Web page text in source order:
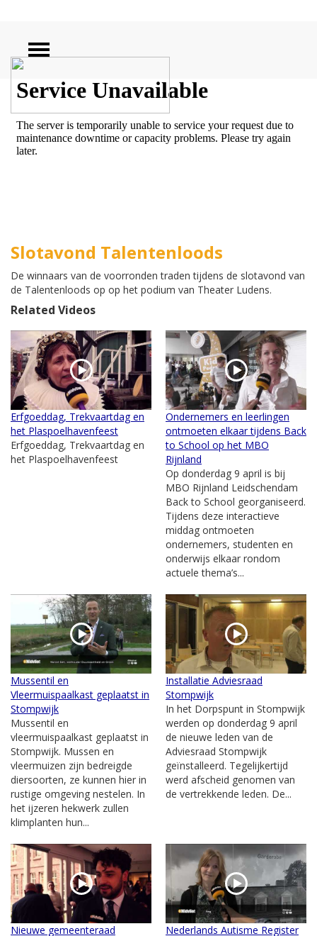
ZOEKEN
Slotavond Talentenloods
De winnaars van de voorronden traden tijdens de slotavond van
de Talentenloods op op het podium van Theater Ludens.
Related Videos
Erfgoeddag, Trekvaartdag en
het Plaspoelhavenfeest
Erfgoeddag, Trekvaartdag en
het Plaspoelhavenfeest
Ondernemers en leerlingen
ontmoeten elkaar tijdens Back
to School op het MBO
Rijnland
Op donderdag 9 april is bij
MBO Rijnland Leidschendam
Back to School georganiseerd.
Tijdens deze interactieve
middag ontmoeten
ondernemers, studenten en
onderwijs elkaar rondom
actuele thema’s...
Mussentil en
Vleermuispaalkast geplaatst in
Stompwijk
Mussentil en
vleermuispaalkast geplaatst in
Stompwijk. Mussen en
vleermuizen zijn bedreigde
diersoorten, ze kunnen hier in
rustige omgeving nestelen. In
het ijzeren hekwerk zullen
klimplanten hun...
Installatie Adviesraad
Stompwijk
In het Dorpspunt in Stompwijk
werden op donderdag 9 april
de nieuwe leden van de
Adviesraad Stompwijk
geïnstalleerd. Tegelijkertijd
werd afscheid genomen van
de vertrekkende leden. De...
Nieuwe gemeenteraad
Nederlands Autisme Register